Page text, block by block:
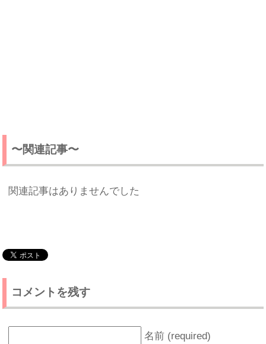
〜関連記事〜
関連記事はありませんでした
コメントを残す
名前 (required)